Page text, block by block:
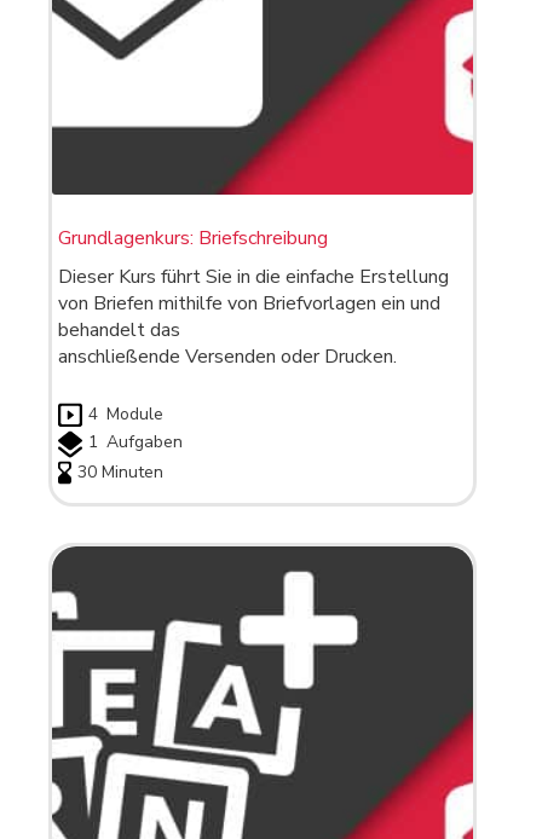
Grundlagenkurs: Briefschreibung
Dieser Kurs führt Sie in die einfache Erstellung
von Briefen mithilfe von Briefvorlagen ein und
behandelt das
anschließende Versenden oder Drucken.
4 Module
1 Aufgaben
30 Minuten